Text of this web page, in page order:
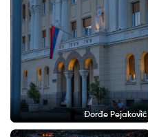
Đorđe Pejaković